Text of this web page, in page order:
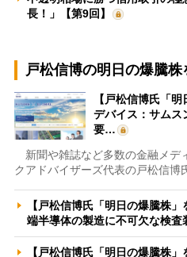
長！」【第9回】
戸松信博の明日の爆騰株
【戸松信博氏「
デバイス：サムス
要…
新聞や雑誌など多数の金融メデ
クアドバイザーズ代表の戸松信博
【戸松信博氏「明日の爆騰株
端半導体の製造に不可欠な検
【戸松信博氏「明日の爆騰株